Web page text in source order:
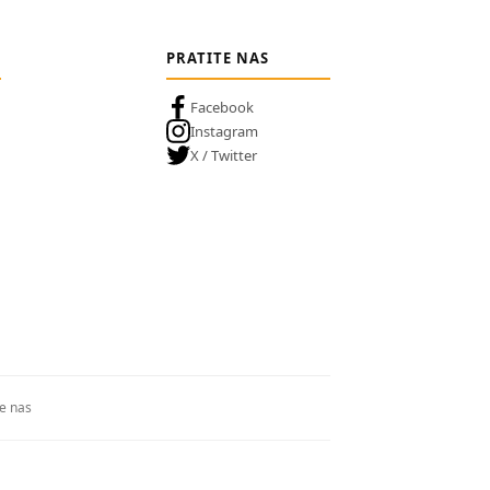
PRATITE NAS
Facebook
Instagram
X / Twitter
nas